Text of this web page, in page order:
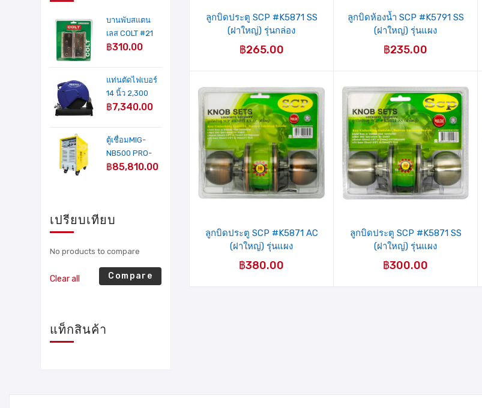
ลูกบิดประตู SCP #K5871 SS
(ฝาใหญ่) รุ่นกล่อง
฿265.00
ลูกบิดห้องน้ำ SCP #K5791 SS
(ฝาใหญ่) รุ่นแผง
฿235.00
ลูกบิดประตู SCP #K5871 AC
(ฝาใหญ่) รุ่นแผง
฿380.00
ลูกบิดประตู SCP #K5871 SS
(ฝาใหญ่) รุ่นแผง
฿300.00
บานพับสแตน
เลส COLT #21
4"X3" AC หนา
฿310.00
แท่นตัดไฟเบอร์
14 นิ้ว 2,300
วัตต์ รุ่น MP-
฿7,340.00
ตู้เชื่อมMIG-
NB500 PRO-
IGBT INVERTER
ดลวด
฿85,810.00
เปรียบเทียบ
No products to compare
Clear all Compare
แท็กสินค้า